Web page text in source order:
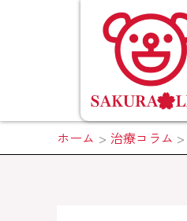
ホーム 治療コラム